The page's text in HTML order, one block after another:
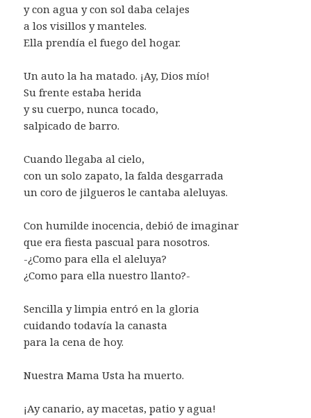
y con agua y con sol daba celajes
a los visillos y manteles.
Ella prendía el fuego del hogar.
Un auto la ha matado. ¡Ay, Dios mío!
Su frente estaba herida
y su cuerpo, nunca tocado,
salpicado de barro.
Cuando llegaba al cielo,
con un solo zapato, la falda desgarrada
un coro de jilgueros le cantaba aleluyas.
Con humilde inocencia, debió de imaginar
que era fiesta pascual para nosotros.
-¿Como para ella el aleluya?
¿Como para ella nuestro llanto?-
Sencilla y limpia entró en la gloria
cuidando todavía la canasta
para la cena de hoy.
Nuestra Mama Usta ha muerto.
¡Ay canario, ay macetas, patio y agua!